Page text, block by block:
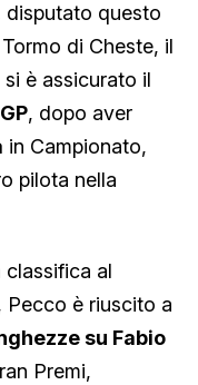
disputato questo
di Cheste, il
è assicurato il
, dopo aver
in Campionato,
pilota nella
al
Pecco è riuscito a
su Fabio
Premi,